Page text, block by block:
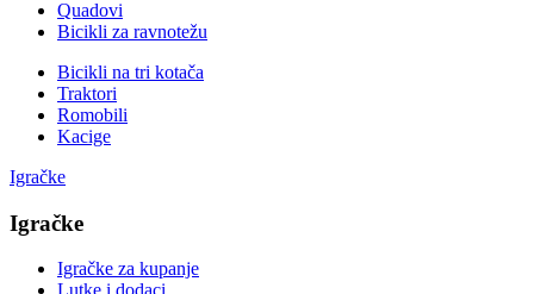
Quadovi
Bicikli za ravnotežu
Bicikli na tri kotača
Traktori
Romobili
Kacige
Igračke
Igračke
Igračke za kupanje